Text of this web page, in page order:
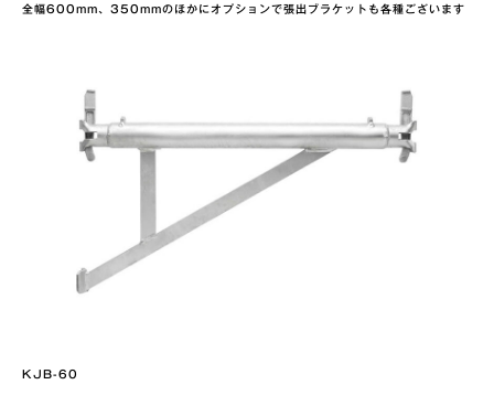
全幅600mm、350mmのほかにオプションで張出ブラケットも各種ございます
KJB-60